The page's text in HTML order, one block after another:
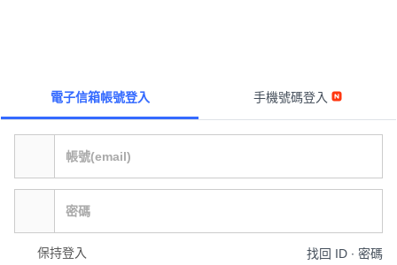
電子信箱帳號登入 手機號碼登入
保持登入 找回 ID ∙ 密碼